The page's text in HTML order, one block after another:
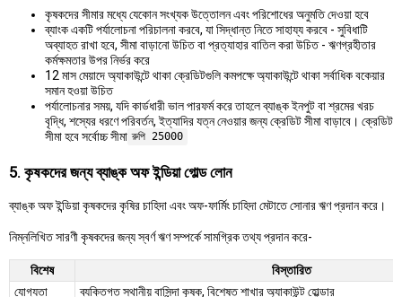
কৃষকদের সীমার মধ্যে যেকোন সংখ্যক উত্তোলন এবং পরিশোধের অনুমতি দেওয়া হবে
ব্যাংক একটি পর্যালোচনা পরিচালনা করবে, যা সিদ্ধান্ত নিতে সাহায্য করবে - সুবিধাটি
অব্যাহত রাখা হবে, সীমা বাড়ানো উচিত বা প্রত্যাহার বাতিল করা উচিত - ঋণগ্রহীতার
কর্মক্ষমতার উপর নির্ভর করে
12 মাস মেয়াদে অ্যাকাউন্টে থাকা ক্রেডিটগুলি কমপক্ষে অ্যাকাউন্টে থাকা সর্বাধিক বকেয়ার
সমান হওয়া উচিত
পর্যালোচনার সময়, যদি কার্ডধারী ভাল পারফর্ম করে তাহলে ব্যাঙ্ক ইনপুট বা শ্রমের খরচ
বৃদ্ধি, শস্যের ধরণে পরিবর্তন, ইত্যাদির যত্ন নেওয়ার জন্য ক্রেডিট সীমা বাড়াবে। ক্রেডিট
সীমা হবে সর্বোচ্চ সীমা রুপি 25000
5. কৃষকদের জন্য ব্যাঙ্ক অফ ইন্ডিয়া গোল্ড লোন
ব্যাঙ্ক অফ ইন্ডিয়া কৃষকদের কৃষির চাহিদা এবং অফ-ফার্মিং চাহিদা মেটাতে সোনার ঋণ প্রদান করে।
নিম্নলিখিত সারণী কৃষকদের জন্য স্বর্ণ ঋণ সম্পর্কে সামগ্রিক তথ্য প্রদান করে-
বিশেষ
বিস্তারিত
যোগ্যতা
ব্যক্তিগত স্থানীয় বাসিন্দা কৃষক, বিশেষত শাখার অ্যাকাউন্ট হোল্ডার